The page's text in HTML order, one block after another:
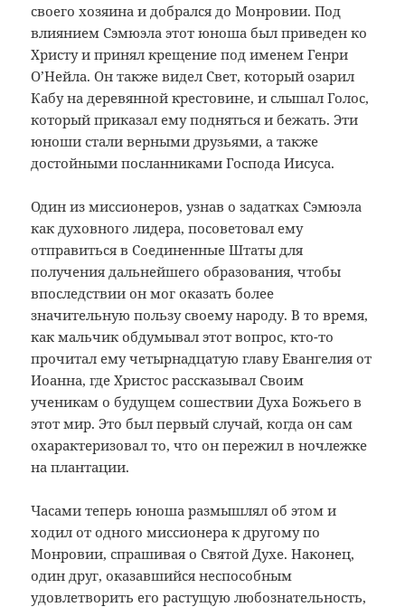
своего хозяина и добрался до Монровии. Под
влиянием Сэмюэла этот юноша был приведен ко
Христу и принял крещение под именем Генри
О’Нейла. Он также видел Свет, который озарил
Кабу на деревянной крестовине, и слышал Голос,
который приказал ему подняться и бежать. Эти
юноши стали верными друзьями, а также
достойными посланниками Господа Иисуса.
Один из миссионеров, узнав о задатках Сэмюэла
как духовного лидера, посоветовал ему
отправиться в Соединенные Штаты для
получения дальнейшего образования, чтобы
впоследствии он мог оказать более
значительную пользу своему народу. В то время,
как мальчик обдумывал этот вопрос, кто-то
прочитал ему четырнадцатую главу Евангелия от
Иоанна, где Христос рассказывал Своим
ученикам о будущем сошествии Духа Божьего в
этот мир. Это был первый случай, когда он сам
охарактеризовал то, что он пережил в ночлежке
на плантации.
Часами теперь юноша размышлял об этом и
ходил от одного миссионера к другому по
Монровии, спрашивая о Святой Духе. Наконец,
один друг, оказавшийся неспособным
удовлетворить его растущую любознательность,